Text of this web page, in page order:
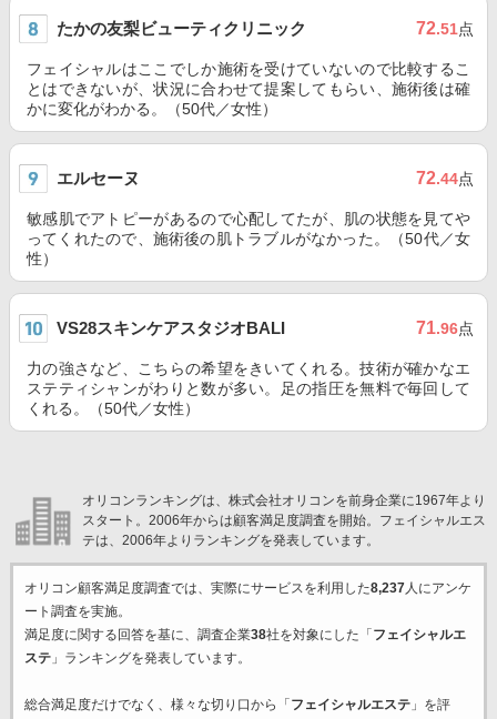
たかの友梨ビューティクリニック 72.51点
フェイシャルはここでしか施術を受けていないので比較するこ
とはできないが、状況に合わせて提案してもらい、施術後は確
かに変化がわかる。（50代／女性）
エルセーヌ 72.44点
敏感肌でアトピーがあるので心配してたが、肌の状態を見てや
ってくれたので、施術後の肌トラブルがなかった。（50代／女
性）
VS28スキンケアスタジオBALI 71.96点
力の強さなど、こちらの希望をきいてくれる。技術が確かなエ
ステティシャンがわりと数が多い。足の指圧を無料で毎回して
くれる。（50代／女性）
オリコンランキングは、株式会社オリコンを前身企業に1967年より
スタート。2006年からは顧客満足度調査を開始。フェイシャルエス
テは、2006年よりランキングを発表しています。
オリコン顧客満足度調査では、実際にサービスを利用した8,237人にアンケ
ート調査を実施。
満足度に関する回答を基に、調査企業38社を対象にした「 フェイシャルエ
ステ」ランキングを発表しています。
総合満足度だけでなく、様々な切り口から「 フェイシャルエステ」を評